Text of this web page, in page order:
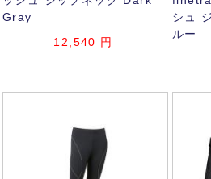
Gray
12,540 円
シュ
ルー